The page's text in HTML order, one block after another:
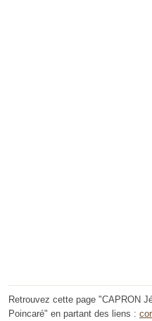
Retrouvez cette page "CAPRON
Poincaré" en partant des liens :